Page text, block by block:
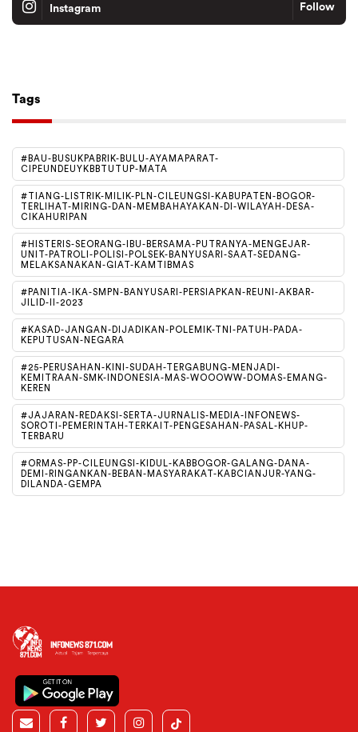
Instagram Follow
Tags
#BAU-BUSUKPABRIK-BULU-AYAMAPARAT-
CIPEUNDEUYKBBTUTUP-MATA
#TIANG-LISTRIK-MILIK-PLN-CILEUNGSI-KABUPATEN-BOGOR-
TERLIHAT-MIRING-DAN-MEMBAHAYAKAN-DI-WILAYAH-DESA-
CIKAHURIPAN
#HISTERIS-SEORANG-IBU-BERSAMA-PUTRANYA-MENGEJAR-
UNIT-PATROLI-POLISI-POLSEK-BANYUSARI-SAAT-SEDANG-
MELAKSANAKAN-GIAT-KAMTIBMAS
#PANITIA-IKA-SMPN-BANYUSARI-PERSIAPKAN-REUNI-AKBAR-
JILID-II-2023
#KASAD-JANGAN-DIJADIKAN-POLEMIK-TNI-PATUH-PADA-
KEPUTUSAN-NEGARA
#25-PERUSAHAN-KINI-SUDAH-TERGABUNG-MENJADI-
KEMITRAAN-SMK-INDONESIA-MAS-WOOOWW-DOMAS-EMANG-
KEREN
#JAJARAN-REDAKSI-SERTA-JURNALIS-MEDIA-INFONEWS-
SOROTI-PEMERINTAH-TERKAIT-PENGESAHAN-PASAL-KHUP-
TERBARU
#ORMAS-PP-CILEUNGSI-KIDUL-KABBOGOR-GALANG-DANA-
DEMI-RINGANKAN-BEBAN-MASYARAKAT-KABCIANJUR-YANG-
DILANDA-GEMPA